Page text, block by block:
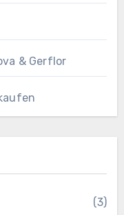
& Gerflor
(3)